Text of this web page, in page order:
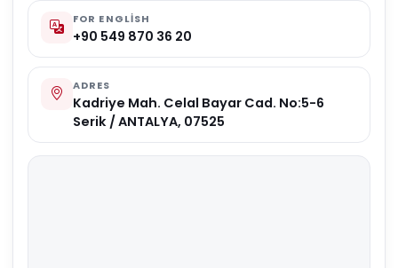
FOR ENGLISH
+90 549 870 36 20
ADRES
Kadriye Mah. Celal Bayar Cad. No:5-6
Serik / ANTALYA, 07525